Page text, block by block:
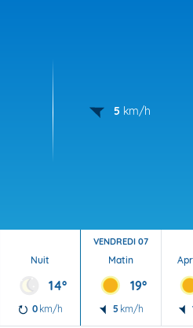
5 km/h
Nuit
14°
0 km/h
VENDREDI 07
Matin
19°
5 km/h